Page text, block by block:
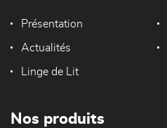
Présentation
Actualités
Linge de Lit
Nos produits